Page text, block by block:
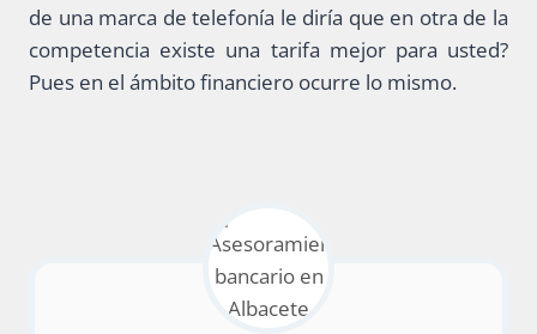
de una marca de telefonía le diría que en otra de la
competencia existe una tarifa mejor para usted?
Pues en el ámbito financiero ocurre lo mismo.